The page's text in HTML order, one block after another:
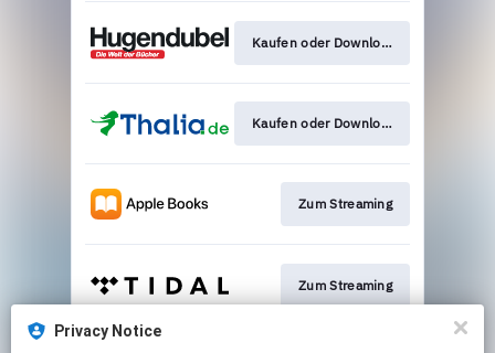
Privacy Notice
Kaufen oder Download
Kaufen oder Download
Zum Streaming
Zum Streaming